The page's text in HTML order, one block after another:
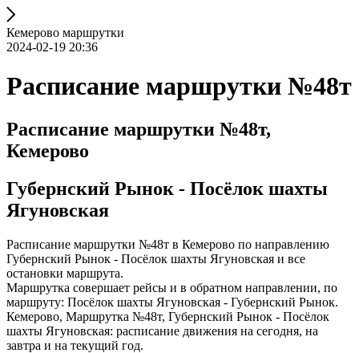
Кемерово маршрутки
2024-02-19 20:36
Расписание маршрутки №48т
Расписание маршрутки №48т,
Кемерово
Губернский Рынок - Посёлок шахты
Ягуновская
Расписание маршрутки №48т в Кемерово по направлению
Губернский Рынок - Посёлок шахты Ягуновская и все
остановки маршрута.
Маршрутка совершает рейсы и в обратном направлении, по
маршруту: Посёлок шахты Ягуновская - Губернский Рынок.
Кемерово, Маршрутка №48т, Губернский Рынок - Посёлок
шахты Ягуновская: расписание движения на сегодня, на
завтра и на текущий год.